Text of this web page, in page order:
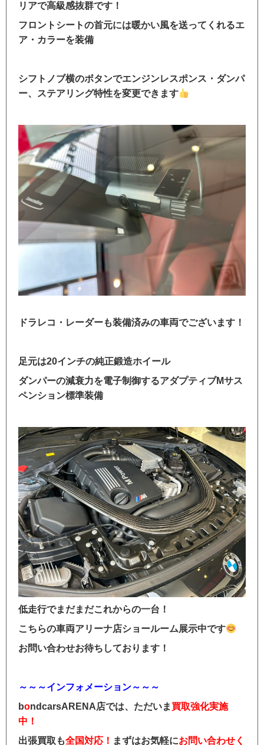
リアで高級感抜群です！
フロントシートの首元には暖かい風を送ってくれるエ
ア・カラーを装備
シフトノブ横のボタンでエンジンレスポンス・ダンパ
ー、ステアリング特性を変更できます
ドラレコ・レーダーも装備済みの車両でございます！
足元は20インチの純正鍛造ホイール
ダンパーの減衰力を電子制御するアダプティブMサス
ペンション標準装備
低走行でまだまだこれからの一台！
こちらの車両アリーナ店ショールーム展示中です
お問い合わせお待ちしております！
～～～インフォメーション～～～
bondcarsARENA店では、ただいま買取強化実施
中！
出張買取も全国対応！ まずはお気軽にお問い合わせく